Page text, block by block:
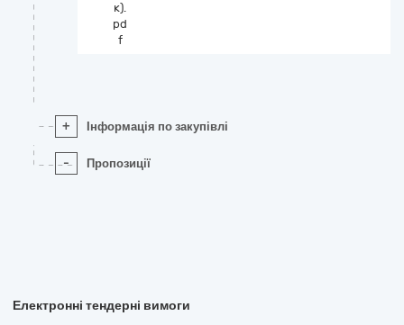
к).
pd
f
+ Інформація по закупівлі
- Пропозиції
Електронні тендерні вимоги